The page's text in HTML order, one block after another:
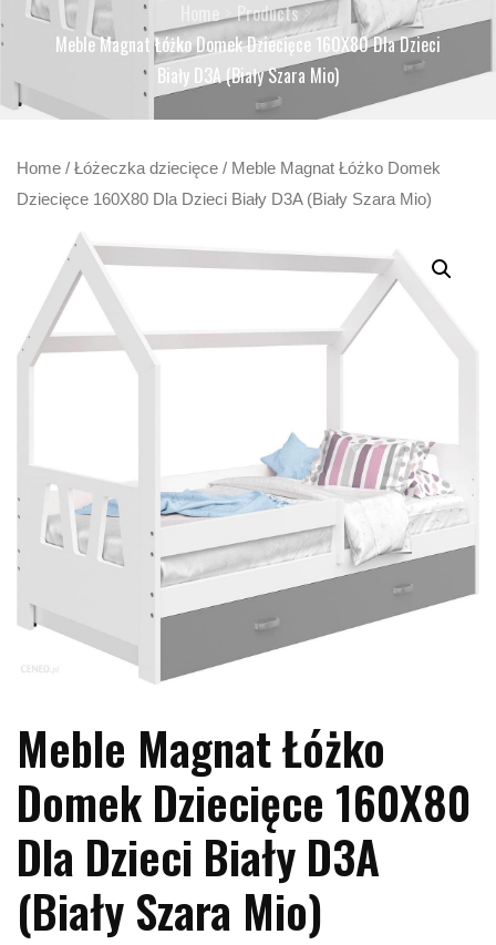
Home
Products
Meble Magnat Łóżko Domek Dziecięce 160X80 Dla Dzieci
Biały D3A (Biały Szara Mio)
Home / Łóżeczka dziecięce / Meble Magnat Łóżko Domek
Dziecięce 160X80 Dla Dzieci Biały D3A (Biały Szara Mio)
Meble Magnat Łóżko
Domek Dziecięce 160X80
Dla Dzieci Biały D3A
(Biały Szara Mio)